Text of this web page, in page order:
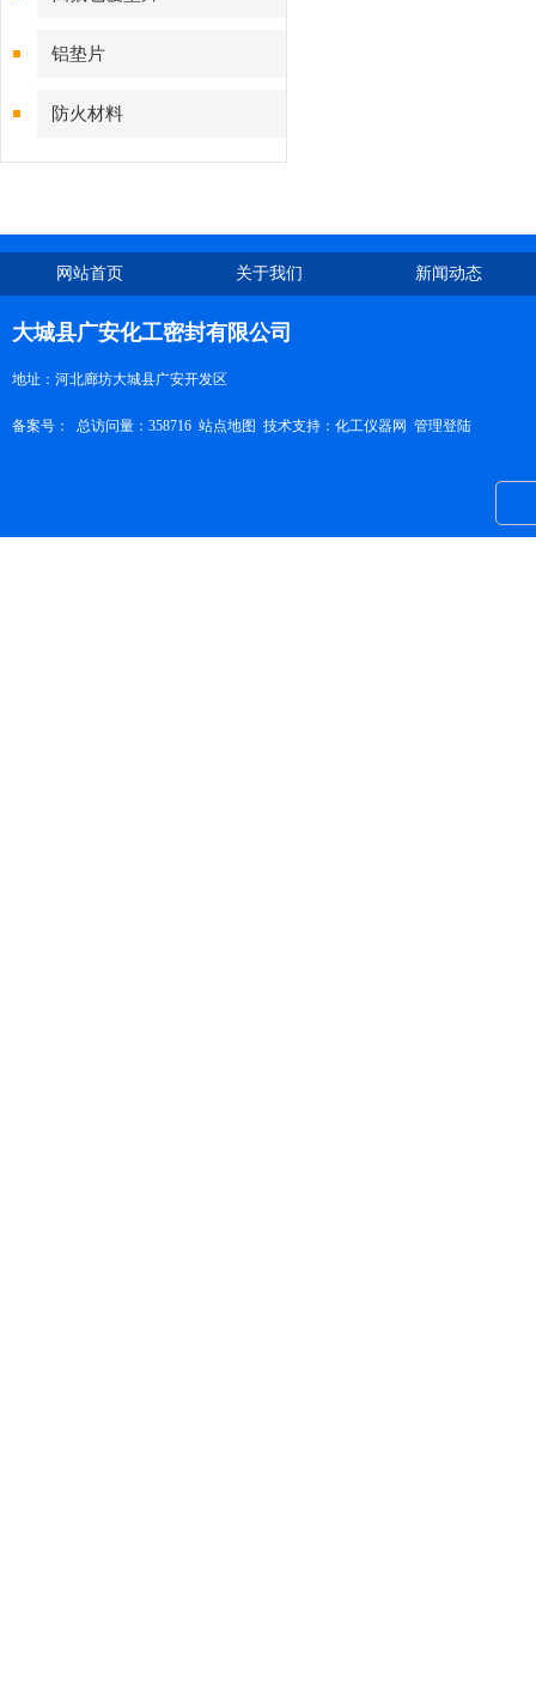
铝垫片
防火材料
网站首页 关于我们 新闻动态
大城县广安化工密封有限公司
地址：河北廊坊大城县广安开发区
备案号： 总访问量：358716 站点地图 技术支持： 化工仪器网 管理登陆